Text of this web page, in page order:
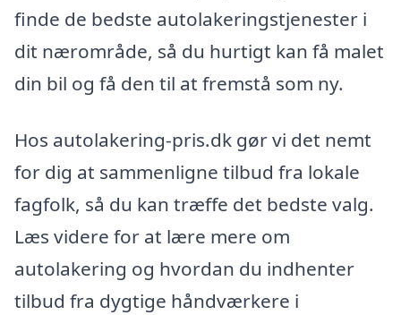
finde de bedste autolakeringstjenester i
dit nærområde, så du hurtigt kan få malet
din bil og få den til at fremstå som ny.
Hos autolakering-pris.dk gør vi det nemt
for dig at sammenligne tilbud fra lokale
fagfolk, så du kan træffe det bedste valg.
Læs videre for at lære mere om
autolakering og hvordan du indhenter
tilbud fra dygtige håndværkere i